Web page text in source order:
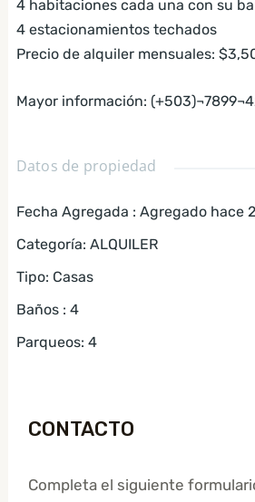
4 habitaciones cada una con su
4 estacionamientos techados
Precio de alquiler mensuales:
Mayor información:
Datos de propiedad
Fecha Agregada : Agregado hace
Categoría: ALQUILER
Tipo: Casas
Baños : 4
Parqueos: 4
CONTACTO
Completa el siguiente